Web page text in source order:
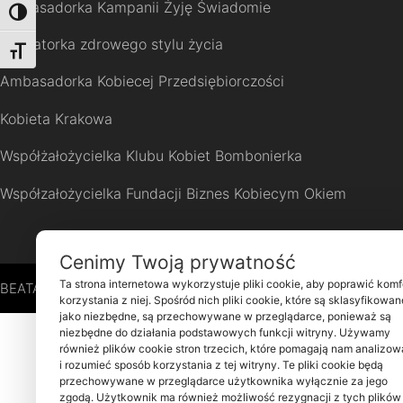
Toggle High Contrast
Toggle Font size
Ambasadorka Kampanii Żyję Świadomie
Edukatorka zdrowego stylu życia
Ambasadorka Kobiecej Przedsiębiorczości
Kobieta Krakowa
Współżałożycielka Klubu Kobiet Bombonierka
Współzałożycielka Fundacji Biznes Kobiecym Okiem
BEATA MORSZTYN 2026 © ALL RIGHTS RESERVED
Cenimy Twoją prywatność
Ta strona internetowa wykorzystuje pliki cookie, aby poprawić
korzystania z niej. Spośród nich pliki cookie, które są
jako niezbędne, są przechowywane w przeglądarce, ponieważ są
niezbędne do działania podstawowych funkcji witryny. Używamy
również plików cookie stron trzecich, które pomagają nam
i rozumieć sposób korzystania z tej witryny. Te pliki cookie będą
przechowywane w przeglądarce użytkownika wyłącznie za jego
zgodą. Użytkownik ma również możliwość rezygnacji z tych plików